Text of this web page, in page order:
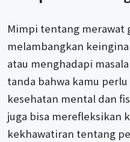
Mimpi tentang merawat
melambangkan
atau menghadapi
tanda bahwa kamu
kesehatan mental dan
juga bisa merefleksikan
kekhawatiran tentang